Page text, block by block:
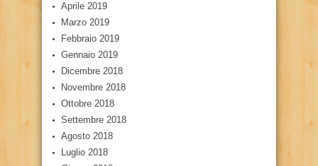
Aprile 2019
Marzo 2019
Febbraio 2019
Gennaio 2019
Dicembre 2018
Novembre 2018
Ottobre 2018
Settembre 2018
Agosto 2018
Luglio 2018